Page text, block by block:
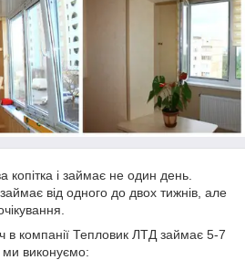
і займає не один день.
від одного до двох тижнів, але
в компанії Тепловик ЛТД займає 5-7
ми виконуємо: